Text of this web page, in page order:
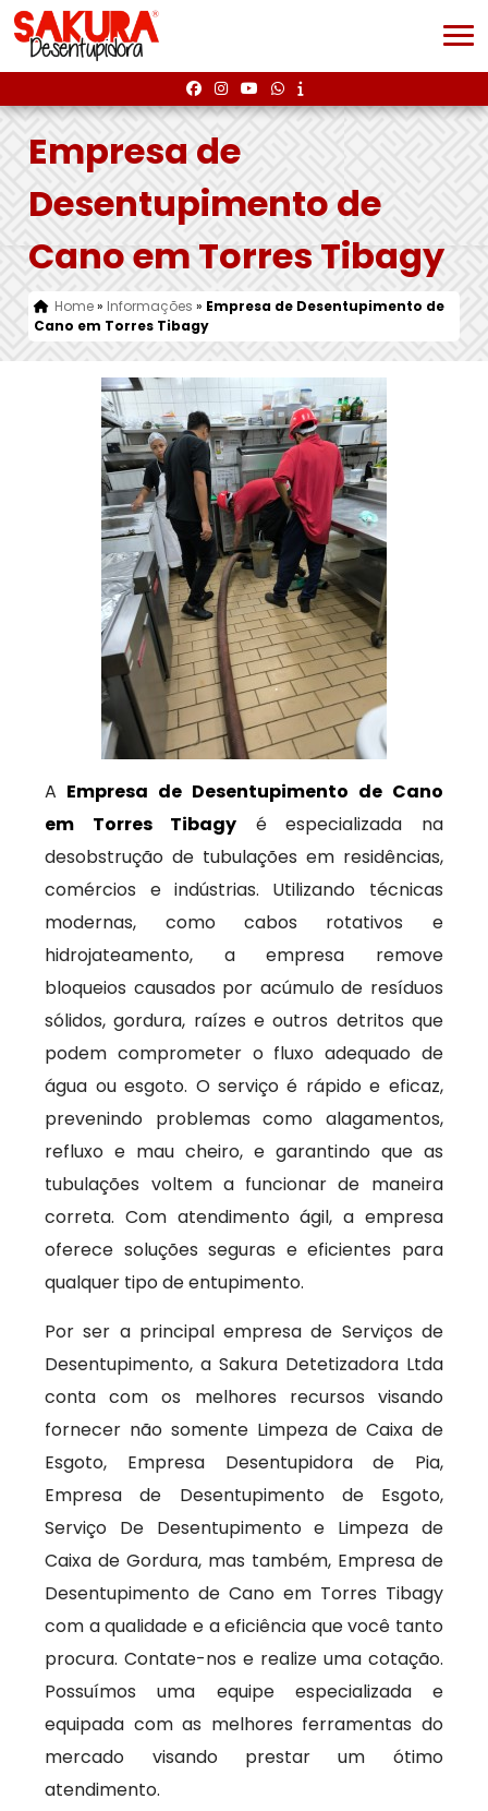
Empresa de
Desentupimento de
Cano em Torres Tibagy
Home» Informações » Empresa de Desentupimento de
Cano em Torres Tibagy
A Empresa de Desentupimento de Cano
em Torres Tibagy é especializada na
desobstrução de tubulações em residências,
comércios e indústrias. Utilizando técnicas
modernas, como cabos rotativos e
hidrojateamento, a empresa remove
bloqueios causados por acúmulo de resíduos
sólidos, gordura, raízes e outros detritos que
podem comprometer o fluxo adequado de
água ou esgoto. O serviço é rápido e eficaz,
prevenindo problemas como alagamentos,
refluxo e mau cheiro, e garantindo que as
tubulações voltem a funcionar de maneira
correta. Com atendimento ágil, a empresa
oferece soluções seguras e eficientes para
qualquer tipo de entupimento.
Por ser a principal empresa de Serviços de
Desentupimento, a Sakura Detetizadora Ltda
conta com os melhores recursos visando
fornecer não somente Limpeza de Caixa de
Esgoto, Empresa Desentupidora de Pia,
Empresa de Desentupimento de Esgoto,
Serviço De Desentupimento e Limpeza de
Caixa de Gordura, mas também, Empresa de
Desentupimento de Cano em Torres Tibagy
com a qualidade e a eficiência que você tanto
procura. Contate-nos e realize uma cotação.
Possuímos uma equipe especializada e
equipada com as melhores ferramentas do
mercado visando prestar um ótimo
atendimento.